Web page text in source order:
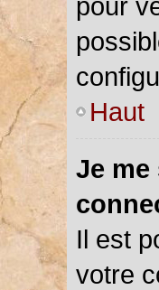
Haut
Je me
Il est
votre